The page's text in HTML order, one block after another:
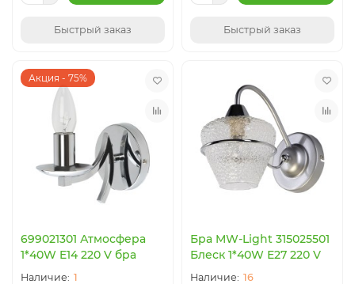
Быстрый заказ Быстрый заказ
Акция - 75%
699021301 Атмосфера
1*40W E14 220 V бра
1
Бра MW-Light 315025501
Блеск 1*40W E27 220 V
16